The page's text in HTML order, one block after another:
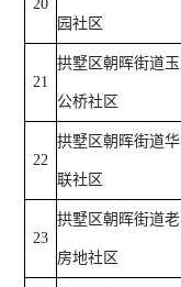
20
园社区
21
拱墅区朝晖街道玉
公桥社区
22
拱墅区朝晖街道华
联社区
23
拱墅区朝晖街道老
房地社区